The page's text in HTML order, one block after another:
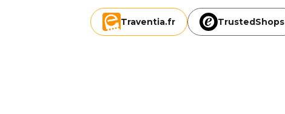
Traventia.fr TrustedShops